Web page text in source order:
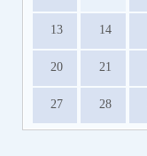
13 14
20 21
27 28